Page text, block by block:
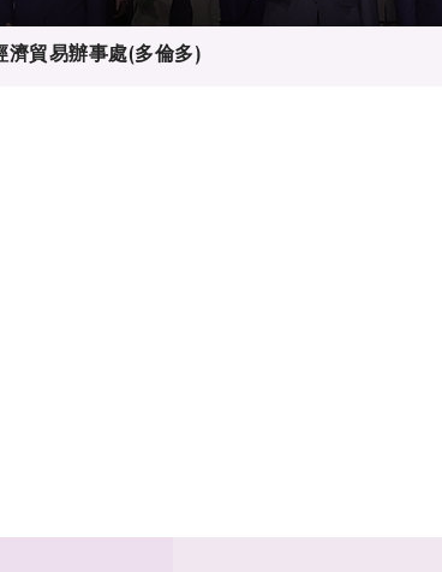
濟貿易辦事處(多倫多)